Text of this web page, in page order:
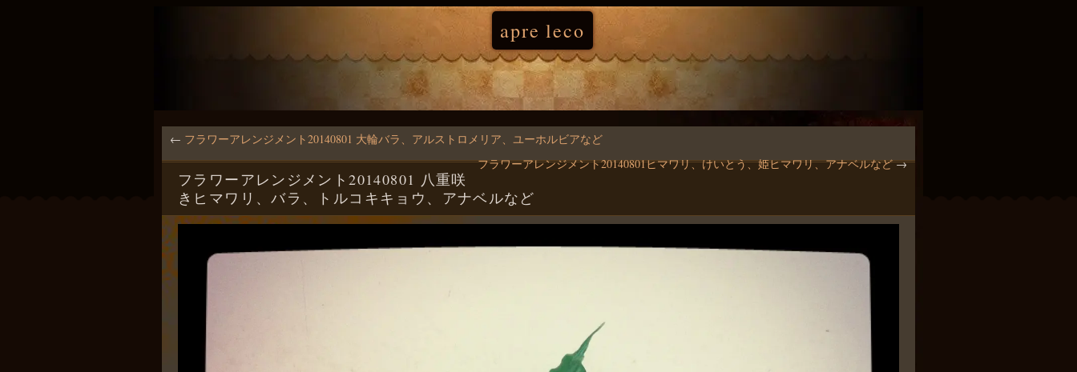
apre leco
← フラワーアレンジメント20140801 大輪バラ、アルストロメリア、ユーホルビアなど
フラワーアレンジメント20140801ヒマワリ、けいとう、姫ヒマワリ、アナベルなど→
フラワーアレンジメント20140801 八重咲
きヒマワリ、バラ、トルコキキョウ、アナベルなど